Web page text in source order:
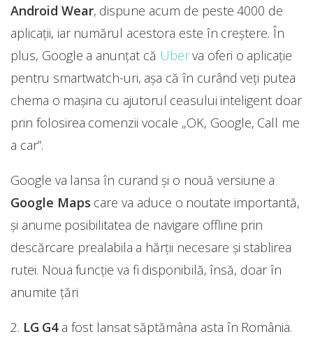
Android Wear, dispune acum de peste 4000 de
aplicații, iar numărul acestora este în creștere. În
plus, Google a anunțat că Uberva oferi o aplicație
pentru smartwatch-uri, așa că în curând veți putea
chema o mașina cu ajutorul ceasului inteligent doar
prin folosirea comenzii vocale „OK, Google, Call me
a car”.
Google va lansa în curand și o nouă versiune a
Google Maps care va aduce o noutate importantă,
și anume posibilitatea de navigare offline prin
descărcare prealabila a hărții necesare și stablirea
rutei. Noua funcție va fi disponibilă, însă, doar în
anumite țări
2. LG G4a fost lansat săptămâna asta în România.